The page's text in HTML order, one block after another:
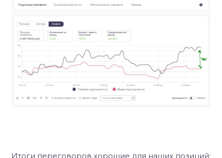
Итоги переговоров хорошие для наших позиций: